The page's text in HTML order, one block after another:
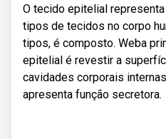
O tecido epitelial
tipos de tecidos no corpo
tipos, é composto. Weba
epitelial é revestir a
cavidades corporais
apresenta função secretora.